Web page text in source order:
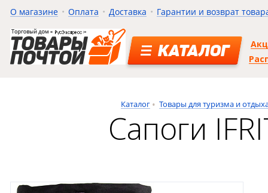
О магазине Оплата Доставка Гарантии и возврат
КАТАЛОГ
Каталог Товары для туризма и
Сапоги